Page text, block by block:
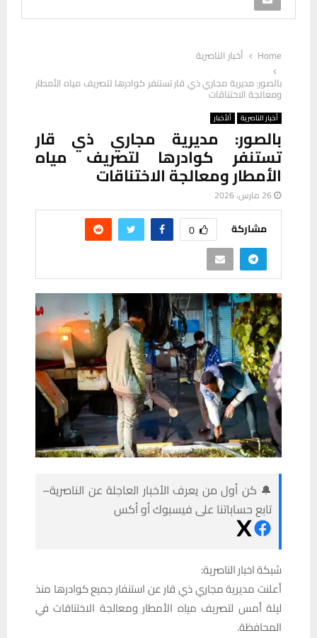
Home
أخبار الناصرية
بالصور: مديرية مجاري ذي قار تستنفر كوادرها لتصريف مياه الأمطار
ومعالجة الاختناقات
أخبار الناصرية ألأخبار
بالصور: مديرية مجاري ذي قار
تستنفر كوادرها لتصريف مياه
الأمطار ومعالجة الاختناقات
26 مارس، 2026
مشاركة 0
🔔 كن أول من يعرف الأخبار العاجلة عن الناصرية–
تابع حساباتنا على فيسبوك أو أكس
شبكة اخبار الناصرية:
أعلنت مديرية مجاري ذي قار عن استنفار جميع كوادرها منذ
ليلة أمس لتصريف مياه الأمطار ومعالجة الاختناقات في
المحافظة.